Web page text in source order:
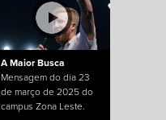
A Maior Busca
Mensagem do dia 23
de março de 2025 do
campus Zona Leste.